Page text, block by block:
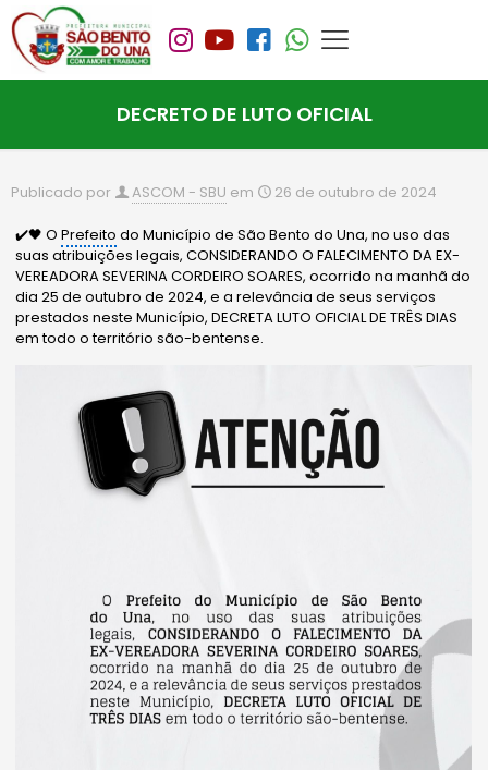
DECRETO DE LUTO OFICIAL
Publicado por ASCOM - SBU em 26 de outubro de 2024
✔️🖤 OPrefeito do Município de São Bento do Una, no uso das
suas atribuições legais, CONSIDERANDO O FALECIMENTO DA EX-
VEREADORA SEVERINA CORDEIRO SOARES, ocorrido na manhã do
dia 25 de outubro de 2024, e a relevância de seus serviços
prestados neste Município, DECRETA LUTO OFICIAL DE TRÊS DIAS
em todo o território são-bentense.